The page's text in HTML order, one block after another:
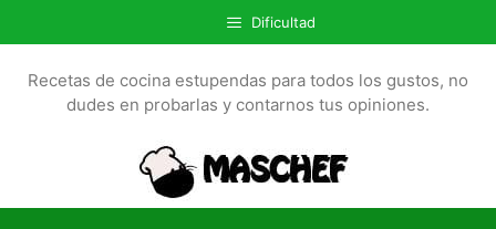
a
l
Dificultad
Recetas de cocina estupendas para todos los gustos, no
dudes en probarlas y contarnos tus opiniones.